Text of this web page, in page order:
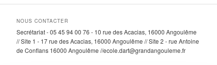
pour les élèves résidant
en France : DOSSIER
ENTRETIEN PREPA
FRANCE Télécharger le
dossier d’inscription
NOUS CONTACTER
Secrétariat - 05 45 94 00 76 - 10 rue des Acacias, 16000 Angoulême
// Site 1 - 17 rue des Acacias, 16000 Angoulême // Site 2 - rue Antoine
de Conflans 16000 Angoulême //ecole.dart@grandangouleme.fr